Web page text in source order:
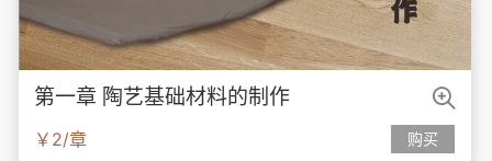
第一章 陶艺基础材料的制作
￥2/章 购买
